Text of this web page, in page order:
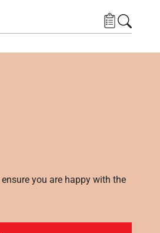
you are happy with the